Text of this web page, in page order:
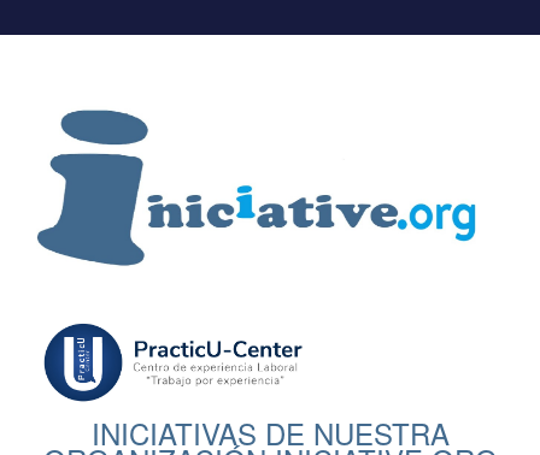
INICIATIVAS DE NUESTRA